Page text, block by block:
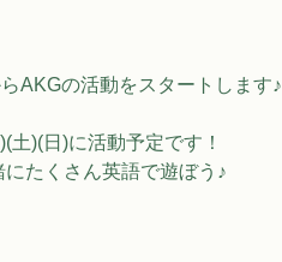
AKGの活動をスタートします♪
)(日)に活動予定です！
たくさん英語で遊ぼう♪